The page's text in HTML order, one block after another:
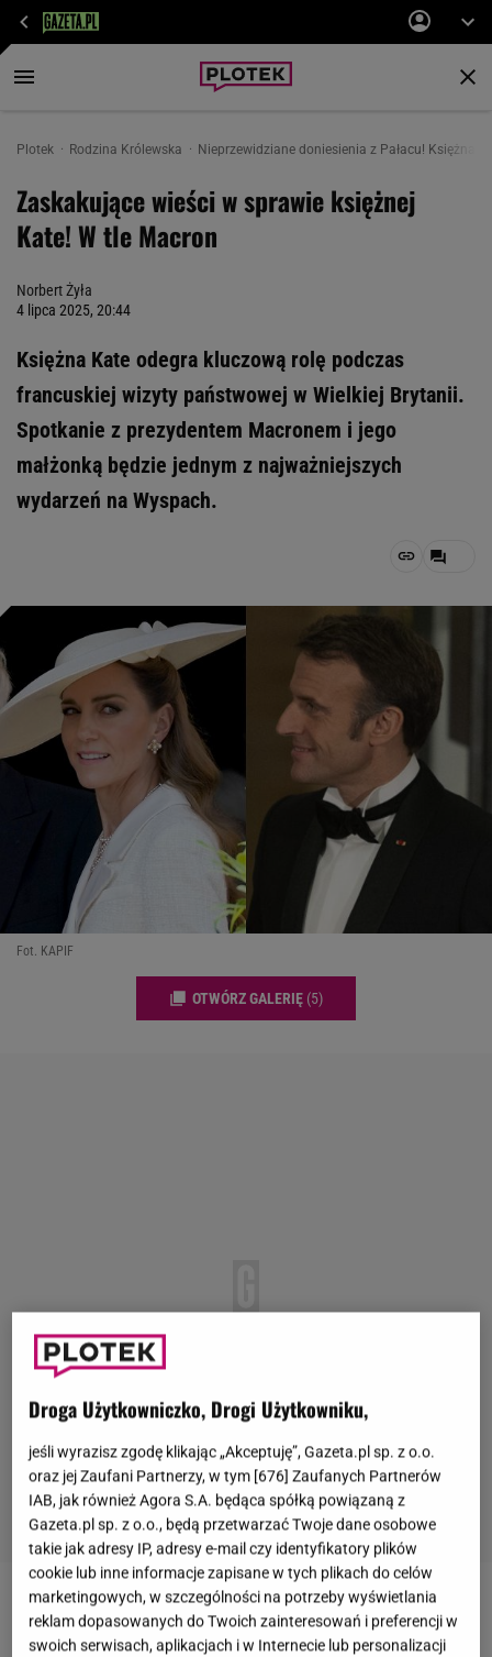
Plotek Rodzina Królewska Nieprzewidziane doniesienia z Pałacu! Księżna
Zaskakujące wieści w sprawie księżnej
Kate! W tle Macron
Norbert Żyła
4 lipca 2025, 20:44
Księżna Kate odegra kluczową rolę podczas
francuskiej wizyty państwowej w Wielkiej Brytanii.
Spotkanie z prezydentem Macronem i jego
małżonką będzie jednym z najważniejszych
wydarzeń na Wyspach.
Fot. KAPIF
OTWÓRZ GALERIĘ (5)
Kate Middletonpowróci do książęcych obowiązków
z bardzo ważną rolą. Jak ogłosiłPałac Kensington
Droga Użytkowniczko, Drogi Użytkowniku,
jeśli wyrazisz zgodę klikając „Akceptuję”, Gazeta.pl sp. z o.o.
oraz jej Zaufani Partnerzy, w tym [676] Zaufanych Partnerów
IAB, jak również Agora S.A. będąca spółką powiązaną z
Gazeta.pl sp. z o.o., będą przetwarzać Twoje dane osobowe
takie jak adresy IP, adresy e-mail czy identyfikatory plików
cookie lub inne informacje zapisane w tych plikach do celów
marketingowych, w szczególności na potrzeby wyświetlania
reklam dopasowanych do Twoich zainteresowań i preferencji w
swoich serwisach, aplikacjach i w Internecie lub personalizacji